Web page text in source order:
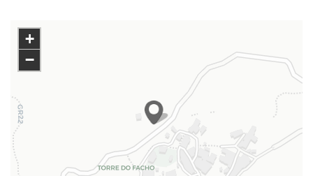
+
−